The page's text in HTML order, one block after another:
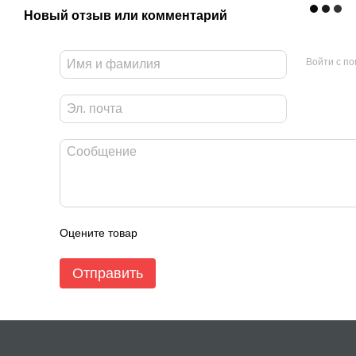
Втулка дистанционная
Втулка дистанционная
Новый отзыв или комментарий
Войти с
Оцените товар
Отправить